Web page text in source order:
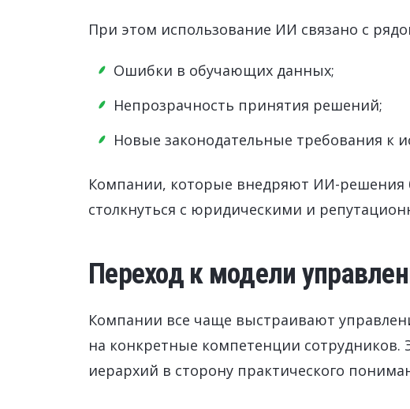
При этом использование ИИ связано с
Ошибки в обучающих данных;
Непрозрачность принятия решений;
Новые законодательные требования к
Компании, которые внедряют ИИ-решения
столкнуться с юридическими и
Переход к модели
Компании все чаще выстраивают
на конкретные компетенции
иерархий в сторону практического